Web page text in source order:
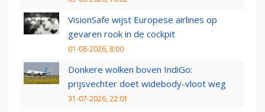
VisionSafe wijst Europese airlines op
gevaren rook in de cockpit
01-08-2026, 8:00
Donkere wolken boven IndiGo:
prijsvechter doet widebody-vloot weg
31-07-2026, 22:01